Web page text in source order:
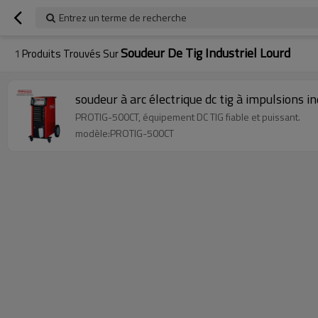
Entrez un terme de recherche
1 Produits Trouvés SurSoudeur De Tig Industriel Lourd
soudeur à arc électrique dc tig à impulsions
PROTIG-500CT, équipement DC TIG fiable et puissant.
modèle:PROTIG-500CT